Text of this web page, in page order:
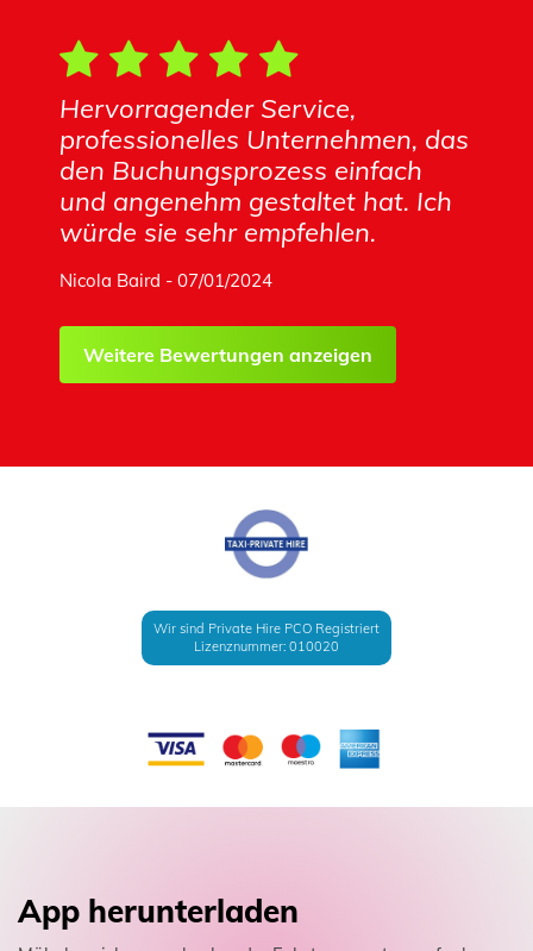
Hervorragender Service,
professionelles Unternehmen, das
den Buchungsprozess einfach
und angenehm gestaltet hat. Ich
würde sie sehr empfehlen.
Nicola Baird - 07/01/2024
Weitere Bewertungen anzeigen
Wir sind Private Hire PCO Registriert
Lizenznummer: 010020
App herunterladen